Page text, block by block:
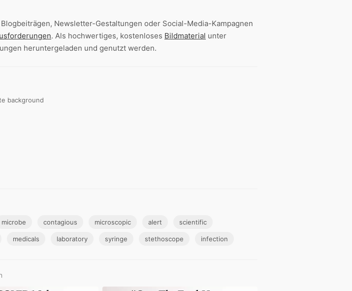
Newsletter-Gestaltungen oder Social-Media-Kampagnen
. Als hochwertiges, kostenloses Bildmaterial unter
heruntergeladen und genutzt werden.
background
microbe contagious microscopic alert scientific
medicals laboratory syringe stethoscope infection